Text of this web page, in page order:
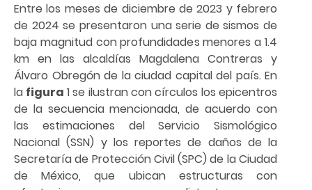
Entre los meses de diciembre de 2023 y febrero
de 2024 se presentaron una serie de sismos de
baja magnitud con profundidades menores a 1.4
km en las alcaldías Magdalena Contreras y
Álvaro Obregón de la ciudad capital del país. En
la figura 1 se ilustran con círculos los epicentros
de la secuencia mencionada, de acuerdo con
las estimaciones del Servicio Sismológico
Nacional (SSN) y los reportes de daños de la
Secretaría de Protección Civil (SPC) de la Ciudad
de México, que ubican estructuras con